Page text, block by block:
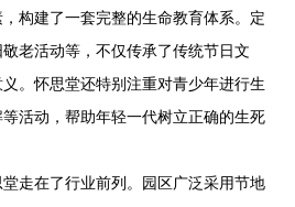
构建了一套完整的生命教育体系。定
老活动等，不仅传承了传统节日文
。怀思堂还特别注重对青少年进行生
活动，帮助年轻一代树立正确的生死
走在了行业前列。园区广泛采用节地